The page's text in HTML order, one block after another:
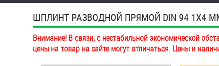
Анкеры
Антивандальный крепёж,
инструмент
Болты и винты
ШПЛИНТ РАЗВОДНОЙ ПРЯМОЙ DIN 94 1Х4
Внимание! В связи, с нестабильной экономической
цены на товар на сайте могут отличаться. Цены и